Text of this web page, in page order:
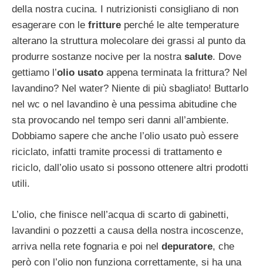
della nostra cucina. I nutrizionisti consigliano di non
esagerare con le fritture perché le alte temperature
alterano la struttura molecolare dei grassi al punto da
produrre sostanze nocive per la nostra salute. Dove
gettiamo l’olio usato appena terminata la frittura? Nel
lavandino? Nel water? Niente di più sbagliato! Buttarlo
nel wc o nel lavandino è una pessima abitudine che
sta provocando nel tempo seri danni all’ambiente.
Dobbiamo sapere che anche l’olio usato può essere
riciclato, infatti tramite processi di trattamento e
riciclo, dall’olio usato si possono ottenere altri prodotti
utili.
L’olio, che finisce nell’acqua di scarto di gabinetti,
lavandini o pozzetti a causa della nostra incoscenze,
arriva nella rete fognaria e poi nel depuratore, che
però con l’olio non funziona correttamente, si ha una